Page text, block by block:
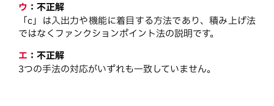
ウ ： 不正解
「c」は入出力や機能に着目する方法であり、積み上げ法
ではなくファンクションポイント法の説明です。
エ ： 不正解
3つの手法の対応がいずれも一致していません。